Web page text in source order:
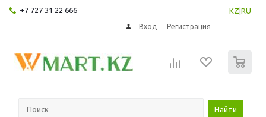
+7 727 31 22 666 KZ RU
Вход Регистрация
Найти